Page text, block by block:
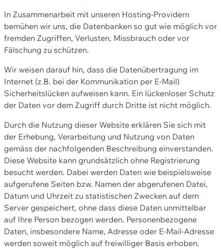
In Zusammenarbeit mit unseren Hosting-Providern
bemühen wir uns, die Datenbanken so gut wie möglich vor
fremden Zugriffen, Verlusten, Missbrauch oder vor
Fälschung zu schützen.
Wir weisen darauf hin, dass die Datenübertragung im
Internet (z.B. bei der Kommunikation per E-Mail)
Sicherheitslücken aufweisen kann. Ein lückenloser Schutz
der Daten vor dem Zugriff durch Dritte ist nicht möglich.
Durch die Nutzung dieser Website erklären Sie sich mit
der Erhebung, Verarbeitung und Nutzung von Daten
gemäss der nachfolgenden Beschreibung einverstanden.
Diese Website kann grundsätzlich ohne Registrierung
besucht werden. Dabei werden Daten wie beispielsweise
aufgerufene Seiten bzw. Namen der abgerufenen Datei,
Datum und Uhrzeit zu statistischen Zwecken auf dem
Server gespeichert, ohne dass diese Daten unmittelbar
auf Ihre Person bezogen werden. Personenbezogene
Daten, insbesondere Name, Adresse oder E-Mail-Adresse
werden soweit möglich auf freiwilliger Basis erhoben.